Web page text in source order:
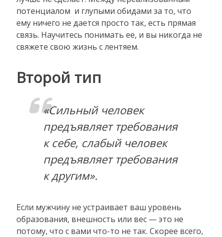
потенциалом и глупыми обидами за то, что
ему ничего не дается просто так, есть прямая
связь. Научитесь понимать ее, и вы никогда не
свяжете свою жизнь с лентяем.
Второй тип
«Сильный человек
предъявляет требования
к себе, слабый человек
предъявляет требования
к другим».
Если мужчину не устраивает ваш уровень
образования, внешность или вес — это не
потому, что с вами что-то не так. Скорее всего,